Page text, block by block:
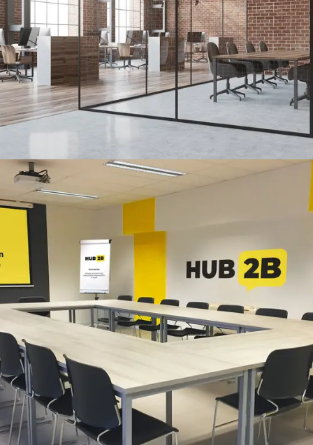
Read more
SV FlexLab – Salle de
réunion modulable
Read more